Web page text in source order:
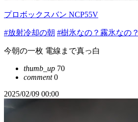
プロボックスバン NCP55V
#放射冷却の朝 #樹氷なの？霧氷なの？
今朝の一枚 電線まで真っ白
thumb_up 70
comment0
2025/02/09 00:00